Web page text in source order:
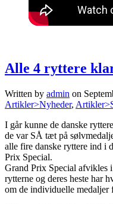
Alle 4 ryttere
Written by admin on
Artikler>Nyheder,
I går kunne de danske
de var SÅ tæt på
alle fire danske ryttere ind i
Prix Special.
Grand Prix Special afvikles
rytterne og deres heste har
om de individuelle medaljer